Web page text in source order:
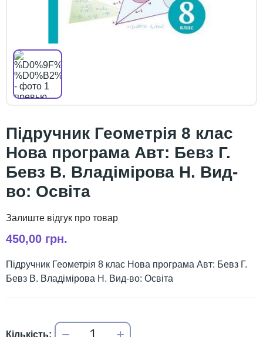
Підручник Геометрія 8 клас
Нова програма Авт: Бевз Г.
Бевз В. Владімірова Н. Вид-
во: Освіта
450,00 грн.
Підручник Геометрія 8 клас Нова програма Авт: Бевз Г.
Бевз В. Владімірова Н. Вид-во: Освіта